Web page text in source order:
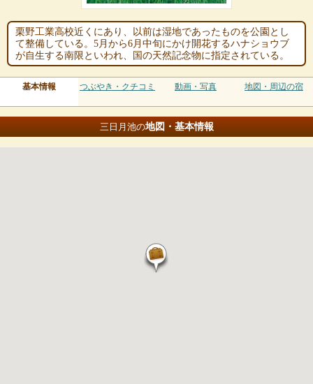
栗野工業高校近くにあり、以前は湿地であったものを公園とし
て整備している。5月から6月中旬にかけ開花するハナショウブ
が自生する南限といわれ、国の天然記念物に指定されている。
基本情報 つぶやき・クチコミ 動画・写真 地図・周辺の宿
三日月池の地図・基本情報